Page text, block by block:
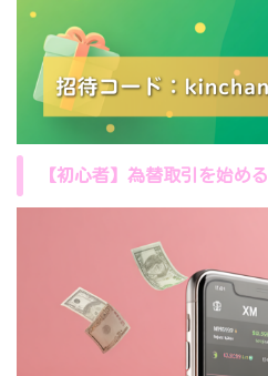
【初心者】為替取引を始める